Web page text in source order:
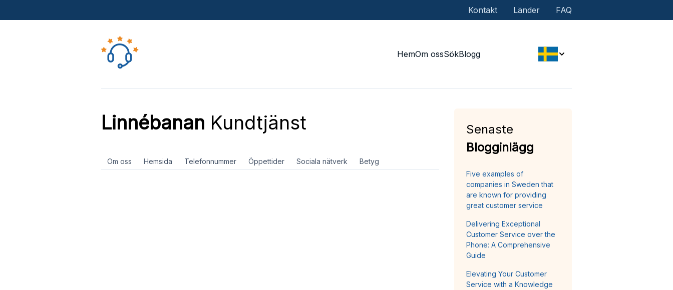
Kontakt Länder FAQ
HemOm ossSökBlogg
Linnébanan Kundtjänst
Om oss Hemsida Telefonnummer Öppettider Sociala nätverk Betyg
Senaste
Blogginlägg
Five examples of
companies in Sweden that
are known for providing
great customer service
Delivering Exceptional
Customer Service over the
Phone: A Comprehensive
Guide
Elevating Your Customer
Service with a Knowledge